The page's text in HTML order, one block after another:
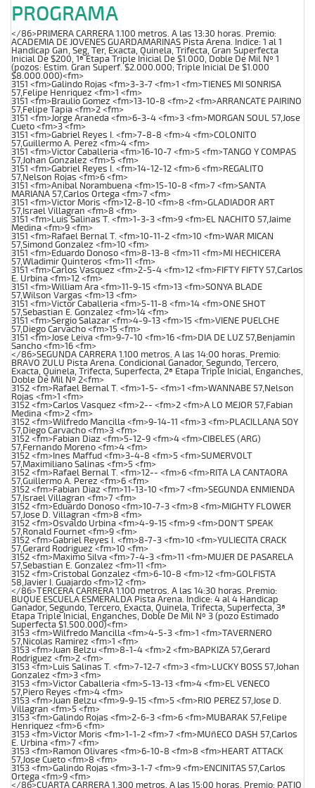
PROGRAMA
</86>PRIMERA CARRERA 1.100 metros. A las 13:30 horas. Premio:
ACADEMIA DE JOVENES GUARDAMARINAS Pista Arena. Indice: 1 al 1
Handicap Gan, Seg, Ter, Exacta, Quinela, Trifecta, Gran Superfecta
Inicial De $200, 1ª Etapa Triple Inicial De $1.000, Doble De Mil Nº 1
(pozos: Estim. Gran Superf. $2.000.000; Triple Inicial De $1.000
$8.000.000)<fm>
3151 <fm>Galindo Rojas <fm>3-3-7 <fm>1 <fm>TIENES MI SONRISA
57,Felipe Henriquez <fm>1 <fm>
3151 <fm>Braulio Gomez <fm>13-10-8 <fm>2 <fm>ARRANCATE PAIRINO
57,Felipe Tapia <fm>2 <fm>
3151 <fm>Jorge Araneda <fm>6-3-4 <fm>3 <fm>MORGAN SOUL 57,Jose
Cueto <fm>3 <fm>
3151 <fm>Gabriel Reyes I. <fm>7-8-8 <fm>4 <fm>COLONITO
57,Guillermo A. Perez <fm>4 <fm>
3151 <fm>Victor Caballeria <fm>16-10-7 <fm>5 <fm>TANGO Y COMPAS
57,Johan Gonzalez <fm>5 <fm>
3151 <fm>Gabriel Reyes I. <fm>14-12-12 <fm>6 <fm>REGALITO
57,Nelson Rojas <fm>6 <fm>
3151 <fm>Anibal Norambuena <fm>15-10-8 <fm>7 <fm>SANTA
MARIANA 57,Carlos Ortega <fm>7 <fm>
3151 <fm>Victor Moris <fm>12-8-10 <fm>8 <fm>GLADIADOR ART
57,Israel Villagran <fm>8 <fm>
3151 <fm>Luis Salinas T. <fm>1-3-3 <fm>9 <fm>EL NACHITO 57,Jaime
Medina <fm>9 <fm>
3151 <fm>Rafael Bernal T. <fm>10-11-2 <fm>10 <fm>WAR MICAN
57,Simond Gonzalez <fm>10 <fm>
3151 <fm>Eduardo Donoso <fm>8-13-8 <fm>11 <fm>MI HECHICERA
57,Wladimir Quinteros <fm>11 <fm>
3151 <fm>Carlos Vasquez <fm>2-5-4 <fm>12 <fm>FIFTY FIFTY 57,Carlos
E. Urbina <fm>12 <fm>
3151 <fm>William Ara <fm>11-9-15 <fm>13 <fm>SONYA BLADE
57,Wilson Vargas <fm>13 <fm>
3151 <fm>Victor Caballeria <fm>5-11-8 <fm>14 <fm>ONE SHOT
57,Sebastian E. Gonzalez <fm>14 <fm>
3151 <fm>Sergio Salazar <fm>4-9-13 <fm>15 <fm>VIENE PUELCHE
57,Diego Carvacho <fm>15 <fm>
3151 <fm>Jose Leiva <fm>9-7-10 <fm>16 <fm>DIA DE LUZ 57,Benjamin
Sancho <fm>16 <fm>
</86>SEGUNDA CARRERA 1.100 metros. A las 14:00 horas. Premio:
BRAVO ZULU Pista Arena. Condicional Ganador, Segundo, Tercero,
Exacta, Quinela, Trifecta, Superfecta, 2ª Etapa Triple Inicial, Enganches,
Doble De Mil Nº 2<fm>
3152 <fm>Rafael Bernal T. <fm>1-5- <fm>1 <fm>WANNABE 57,Nelson
Rojas <fm>1 <fm>
3152 <fm>Carlos Vasquez <fm>2-- <fm>2 <fm>A LO MEJOR 57,Fabian
Medina <fm>2 <fm>
3152 <fm>Wilfredo Mancilla <fm>9-14-11 <fm>3 <fm>PLACILLANA SOY
57,Diego Carvacho <fm>3 <fm>
3152 <fm>Fabian Diaz <fm>5-12-9 <fm>4 <fm>CIBELES (ARG)
57,Fernando Moreno <fm>4 <fm>
3152 <fm>Ines Maffud <fm>3-4-8 <fm>5 <fm>SUMERVOLT
57,Maximiliano Salinas <fm>5 <fm>
3152 <fm>Rafael Bernal T. <fm>12-- <fm>6 <fm>RITA LA CANTAORA
57,Guillermo A. Perez <fm>6 <fm>
3152 <fm>Fabian Diaz <fm>11-13-10 <fm>7 <fm>SEGUNDA ENMIENDA
57,Israel Villagran <fm>7 <fm>
3152 <fm>Eduardo Donoso <fm>10-7-3 <fm>8 <fm>MIGHTY FLOWER
57,Jose D. Villagran <fm>8 <fm>
3152 <fm>Osvaldo Urbina <fm>4-9-15 <fm>9 <fm>DON'T SPEAK
57,Ronald Fournet <fm>9 <fm>
3152 <fm>Gabriel Reyes I. <fm>8-7-3 <fm>10 <fm>YULIECITA CRACK
57,Gerard Rodriguez <fm>10 <fm>
3152 <fm>Maximo Silva <fm>7-4-3 <fm>11 <fm>MUJER DE PASARELA
57,Sebastian E. Gonzalez <fm>11 <fm>
3152 <fm>Cristobal Gonzalez <fm>6-10-8 <fm>12 <fm>GOLFISTA
58,Javier I. Guajardo <fm>12 <fm>
</86>TERCERA CARRERA 1.100 metros. A las 14:30 horas. Premio:
BUQUE ESCUELA ESMERALDA Pista Arena. Indice: 4 al 4 Handicap
Ganador, Segundo, Tercero, Exacta, Quinela, Trifecta, Superfecta, 3ª
Etapa Triple Inicial, Enganches, Doble De Mil Nº 3 (pozo Estimado
Superfecta $1.500.000)<fm>
3153 <fm>Wilfredo Mancilla <fm>4-5-3 <fm>1 <fm>TAVERNERO
57,Nicolas Ramirez <fm>1 <fm>
3153 <fm>Juan Belzu <fm>8-1-4 <fm>2 <fm>BAPKIZA 57,Gerard
Rodriguez <fm>2 <fm>
3153 <fm>Luis Salinas T. <fm>7-12-7 <fm>3 <fm>LUCKY BOSS 57,Johan
Gonzalez <fm>3 <fm>
3153 <fm>Victor Caballeria <fm>5-13-13 <fm>4 <fm>EL VENECO
57,Piero Reyes <fm>4 <fm>
3153 <fm>Juan Belzu <fm>9-9-15 <fm>5 <fm>RIO PEREZ 57,Jose D.
Villagran <fm>5 <fm>
3153 <fm>Galindo Rojas <fm>2-6-3 <fm>6 <fm>MUBARAK 57,Felipe
Henriquez <fm>6 <fm>
3153 <fm>Victor Moris <fm>1-1-2 <fm>7 <fm>MUñECO DASH 57,Carlos
E. Urbina <fm>7 <fm>
3153 <fm>Ramon Olivares <fm>6-10-8 <fm>8 <fm>HEART ATTACK
57,Jose Cueto <fm>8 <fm>
3153 <fm>Galindo Rojas <fm>3-1-7 <fm>9 <fm>ENCINITAS 57,Carlos
Ortega <fm>9 <fm>
</86>CUARTA CARRERA 1.300 metros. A las 15:00 horas. Premio: PATIO